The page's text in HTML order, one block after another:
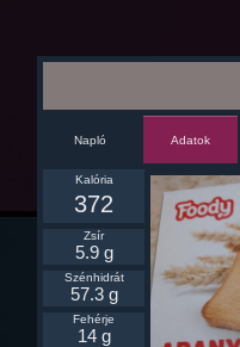
Napló Adatok
Kalória
372
Zsír
5.9 g
Szénhidrát
57.3 g
Fehérje
14 g